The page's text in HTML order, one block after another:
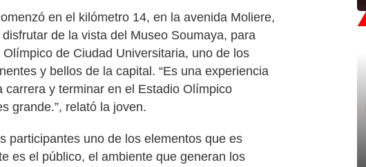
en el kilómetro 14, en la avenida Moliere,
de la vista del Museo Soumaya, para
de Ciudad Universitaria, uno de los
y bellos de la capital. “Es una experiencia
carrera y terminar en el Estadio Olímpico
grande.”, relató la joven.
participantes uno de los elementos que es
es el público, el ambiente que generan los